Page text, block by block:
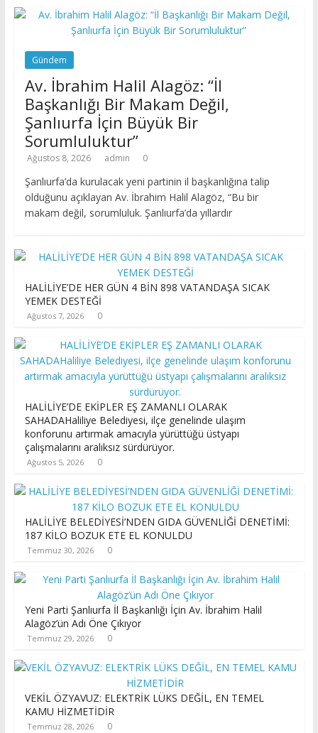
Gündem
Av. İbrahim Halil Alagöz: “İl
Başkanlığı Bir Makam Değil,
Şanlıurfa İçin Büyük Bir
Sorumluluktur”
Ağustos 8, 2026 admin 0
Şanlıurfa’da kurulacak yeni partinin il başkanlığına talip
olduğunu açıklayan Av. İbrahim Halil Alagöz, “Bu bir
makam değil, sorumluluk. Şanlıurfa’da yıllardır
HALİLİYE’DE HER GÜN 4 BİN 898 VATANDAŞA SICAK
YEMEK DESTEĞİ
Ağustos 7, 2026 0
HALİLİYE’DE EKİPLER EŞ ZAMANLI OLARAK
SAHADAHaliliye Belediyesi, ilçe genelinde ulaşım
konforunu artırmak amacıyla yürüttüğü üstyapı
çalışmalarını aralıksız sürdürüyor.
Ağustos 5, 2026 0
HALİLİYE BELEDİYESİ’NDEN GIDA GÜVENLİĞİ DENETİMİ:
187 KİLO BOZUK ETE EL KONULDU
Temmuz 30, 2026 0
Yeni Parti Şanlıurfa İl Başkanlığı İçin Av. İbrahim Halil
Alagöz’ün Adı Öne Çıkıyor
Temmuz 29, 2026 0
VEKİL ÖZYAVUZ: ELEKTRİK LÜKS DEĞİL, EN TEMEL
KAMU HİZMETİDİR
Temmuz 28, 2026 0